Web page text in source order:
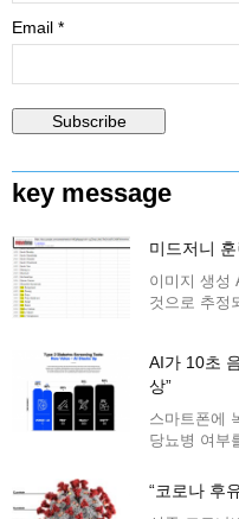
Email *
key message
미드저니
이미지 생성
것으로 추정
AI가 10초
상”
스마트폰에
당뇨병 여부
“코로나 후